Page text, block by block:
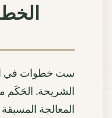
ست خطوات في
الشريحة. الحَكَم
المعالجة